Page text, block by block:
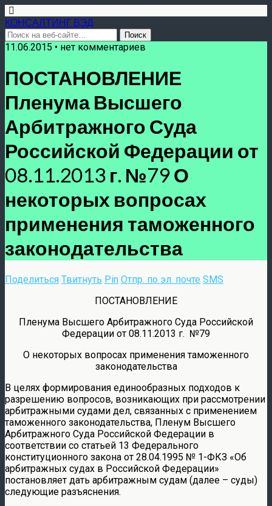
КОНСАЛТИНГ ВЭД
11.06.2015 • нет комментариев
ПОСТАНОВЛЕНИЕ
Пленума Высшего
Арбитражного Суда
Российской Федерации от
08.11.2013 г. №79 О
некоторых вопросах
применения таможенного
законодательства
Поделиться Твитнуть Pin Отпр. по эл. почте SMS
ПОСТАНОВЛЕНИЕ
Пленума Высшего Арбитражного Суда Российской
Федерации от 08.11.2013 г. №79
О некоторых вопросах применения таможенного
законодательства
В целях формирования единообразных подходов к
разрешению вопросов, возникающих при рассмотрении
арбитражными судами дел, связанных с применением
таможенного законодательства, Пленум Высшего
Арбитражного Суда Российской Федерации в
соответствии со статьей 13 Федерального
конституционного закона от 28.04.1995 № 1-ФКЗ «Об
арбитражных судах в Российской Федерации»
постановляет дать арбитражным судам (далее – суды)
следующие разъяснения.